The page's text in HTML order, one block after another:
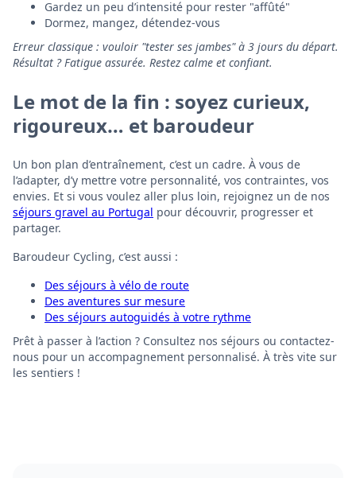
Gardez un peu d’intensité pour rester "affûté"
Dormez, mangez, détendez-vous
Erreur classique : vouloir "tester ses jambes" à 3 jours du départ.
Résultat ? Fatigue assurée. Restez calme et confiant.
Le mot de la fin : soyez curieux,
rigoureux… et baroudeur
Un bon plan d’entraînement, c’est un cadre. À vous de
l’adapter, d’y mettre votre personnalité, vos contraintes, vos
envies. Et si vous voulez aller plus loin, rejoignez un de nos
séjours gravel au Portugal pour découvrir, progresser et
partager.
Baroudeur Cycling, c’est aussi :
Des séjours à vélo de route
Des aventures sur mesure
Des séjours autoguidés à votre rythme
Prêt à passer à l’action ? Consultez nos séjours ou contactez-
nous pour un accompagnement personnalisé. À très vite sur
les sentiers !